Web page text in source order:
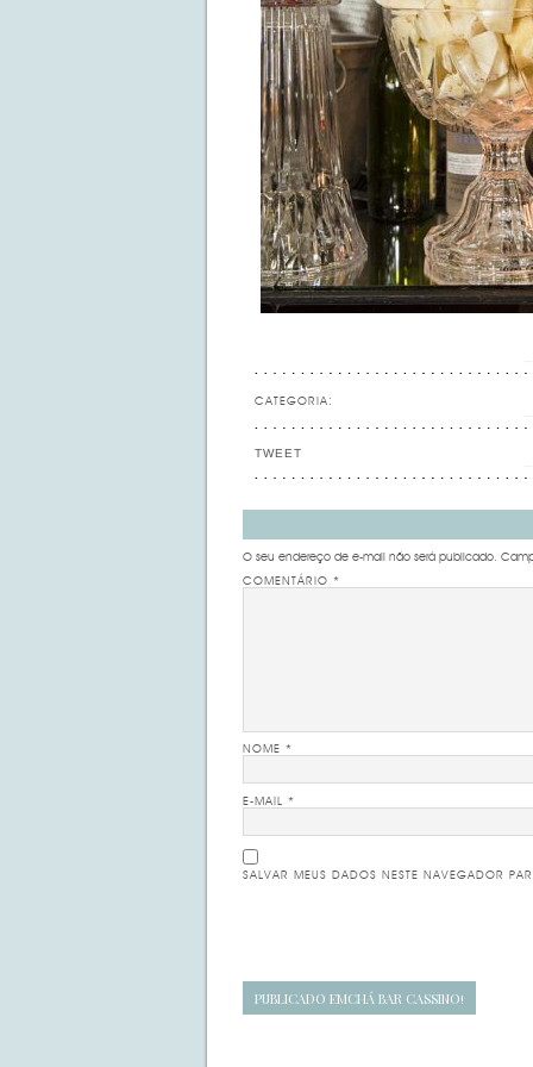
CATEGORIA:
TWEET
O seu endereço de e-mail não será publicado.
COMENTÁRIO *
NOME *
E-MAIL *
SALVAR MEUS DADOS NESTE NAVEGADOR
Navegação
PUBLICADO EMCHÁ BAR CASSINO!